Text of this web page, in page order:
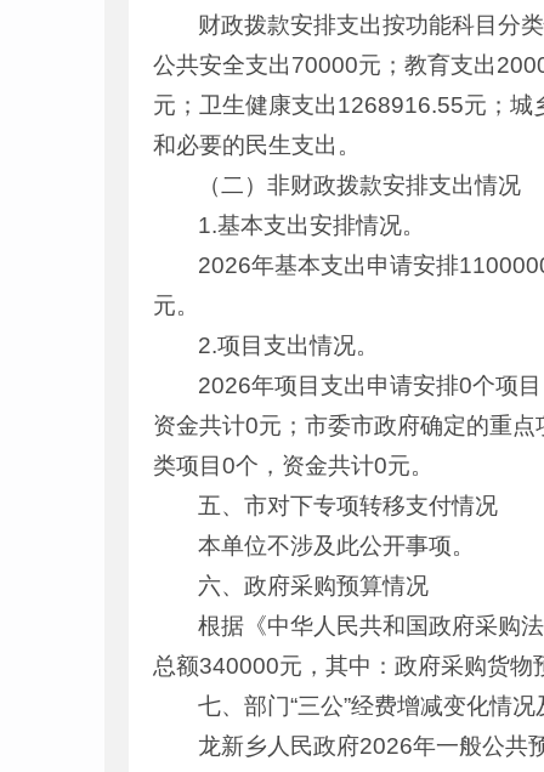
财政拨款安排支出按功能科目分
公共安全支出70000元；教育支出
元；卫生健康支出1268916.55元；
和必要的民生支出。
（二）非财政拨款安排支出情况
1.基本支出安排情况。
2026年基本支出申请安排
元。
2.项目支出情况。
2026年项目支出申请安排0个项
资金共计0元；市委市政府确定的重
类项目0个，资金共计0元。
五、市对下专项转移支付情况
本单位不涉及此公开事项。
六、政府采购预算情况
根据《中华人民共和国政府采购
总额340000元，其中：政府采购货
七、部门“三公”经费增减变化情
龙新乡人民政府2026年一般公共